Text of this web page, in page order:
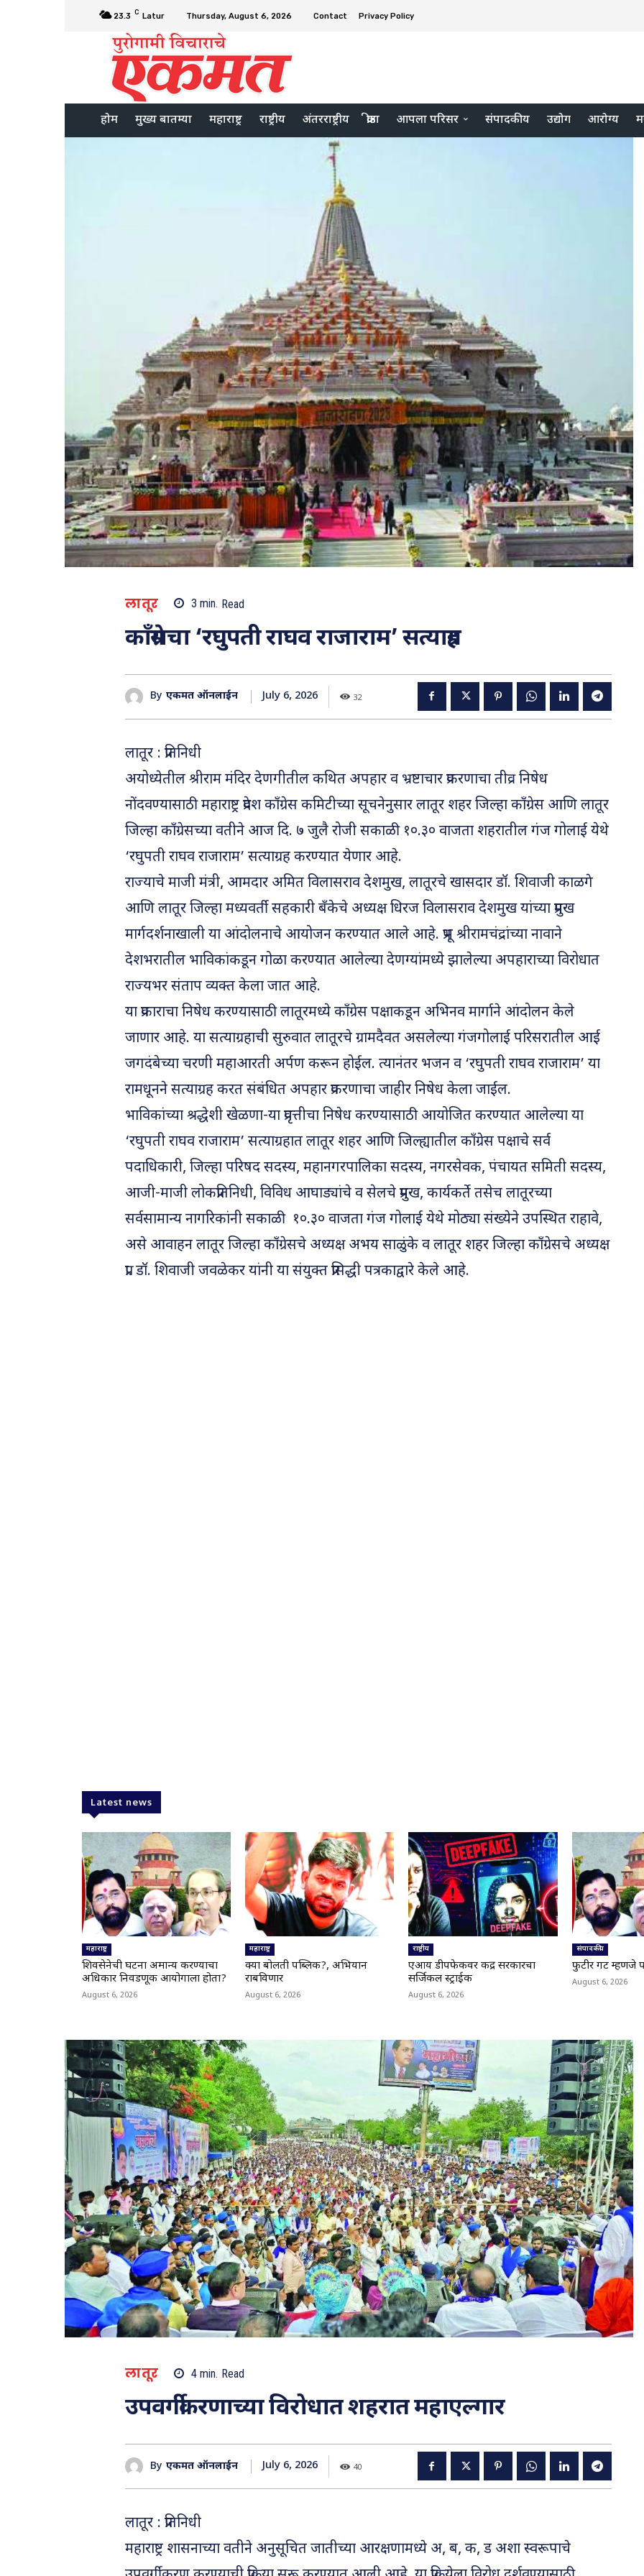
23.3 C Latur Thursday, August 6, 2026 Contact Privacy Policy
होम मुख्य बातम्या महाराष्ट्र राष्ट्रीय अंतरराष्ट्रीय क्रीडा आपला परिसर संपादकीय उद्योग आरोग्य
लातूर 3 min. Read
काँग्रेसचा ‘रघुपती राघव राजाराम’ सत्याग्रह
By एकमत ऑनलाईन July 6, 2026 32
लातूर : प्रतिनिधी
अयोध्येतील श्रीराम मंदिर देणगीतील कथित अपहार व भ्रष्टाचार प्रकरणाचा तीव्र निषेध
नोंदवण्यासाठी महाराष्ट्र प्रदेश काँग्रेस कमिटीच्या सूचनेनुसार लातूर शहर जिल्हा काँग्रेस आणि लातूर
जिल्हा काँग्रेसच्या वतीने आज दि. ७ जुलै रोजी सकाळी १०.३० वाजता शहरातील गंज गोलाई येथे
‘रघुपती राघव राजाराम’ सत्याग्रह करण्यात येणार आहे.
राज्याचे माजी मंत्री, आमदार अमित विलासराव देशमुख, लातूरचे खासदार डॉ. शिवाजी काळगे
आणि लातूर जिल्हा मध्यवर्ती सहकारी बँकेचे अध्यक्ष धिरज विलासराव देशमुख यांच्या प्रमुख
मार्गदर्शनाखाली या आंदोलनाचे आयोजन करण्यात आले आहे. प्रभू श्रीरामचंद्रांच्या नावाने
देशभरातील भाविकांकडून गोळा करण्यात आलेल्या देणग्यांमध्ये झालेल्या अपहाराच्या विरोधात
राज्यभर संताप व्यक्त केला जात आहे.
या प्रकाराचा निषेध करण्यासाठी लातूरमध्ये काँग्रेस पक्षाकडून अभिनव मार्गाने आंदोलन केले
जाणार आहे. या सत्याग्रहाची सुरुवात लातूरचे ग्रामदैवत असलेल्या गंजगोलाई परिसरातील आई
जगदंबेच्या चरणी महाआरती अर्पण करून होईल. त्यानंतर भजन व ‘रघुपती राघव राजाराम’ या
रामधूनने सत्याग्रह करत संबंधित अपहार प्रकरणाचा जाहीर निषेध केला जाईल.
भाविकांच्या श्रद्धेशी खेळणा-या प्रवृत्तीचा निषेध करण्यासाठी आयोजित करण्यात आलेल्या या
‘रघुपती राघव राजाराम’ सत्याग्रहात लातूर शहर आणि जिल्ह्यातील काँग्रेस पक्षाचे सर्व
पदाधिकारी, जिल्हा परिषद सदस्य, महानगरपालिका सदस्य, नगरसेवक, पंचायत समिती सदस्य,
आजी-माजी लोकप्रतिनिधी, विविध आघाड्यांचे व सेलचे प्रमुख, कार्यकर्ते तसेच लातूरच्या
सर्वसामान्य नागरिकांनी सकाळी १०.३० वाजता गंज गोलाई येथे मोठ्या संख्येने उपस्थित राहावे,
असे आवाहन लातूर जिल्हा काँग्रेसचे अध्यक्ष अभय साळुंके व लातूर शहर जिल्हा काँग्रेसचे अध्यक्ष
प्रा. डॉ. शिवाजी जवळेकर यांनी या संयुक्त प्रसिद्धी पत्रकाद्वारे केले आहे.
Latest news
महाराष्ट्र
शिवसेनेची घटना अमान्य करण्याचा
अधिकार निवडणूक आयोगाला होता?
August 6, 2026
महाराष्ट्र
क्या बोलती पब्लिक?, अभियान
राबविणार
August 6, 2026
राष्ट्रीय
एआय डीपफेकवर केंद्र सरकारचा
सर्जिकल स्ट्राईक
August 6, 2026
संपादकीय
फुटीर गट म्हणजे
August 6, 2026